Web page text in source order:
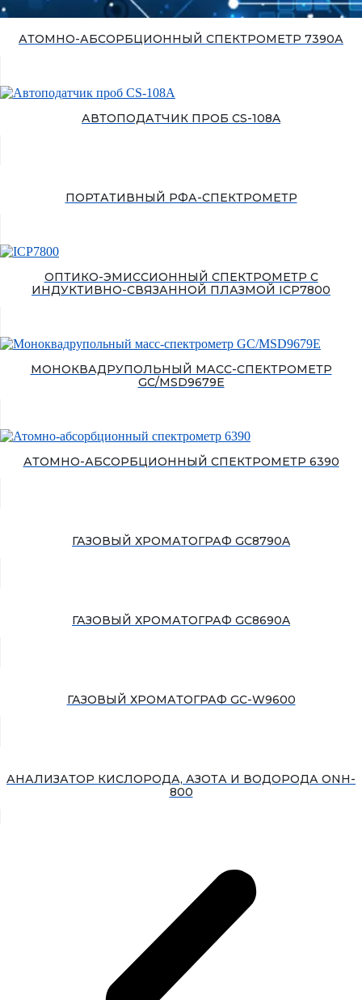
АТОМНО-АБСОРБЦИОННЫЙ СПЕКТРОМЕТР 7390А
АВТОПОДАТЧИК ПРОБ CS-108A
ПОРТАТИВНЫЙ РФА-СПЕКТРОМЕТР
ОПТИКО-ЭМИССИОННЫЙ СПЕКТРОМЕТР С
ИНДУКТИВНО-СВЯЗАННОЙ ПЛАЗМОЙ ICP7800
МОНОКВАДРУПОЛЬНЫЙ МАСС-СПЕКТРОМЕТР
GC/MSD9679E
АТОМНО-АБСОРБЦИОННЫЙ СПЕКТРОМЕТР 6390
ГАЗОВЫЙ ХРОМАТОГРАФ GC8790A
ГАЗОВЫЙ ХРОМАТОГРАФ GC8690A
ГАЗОВЫЙ ХРОМАТОГРАФ GC-W9600
АНАЛИЗАТОР КИСЛОРОДА, АЗОТА И ВОДОРОДА ONH-
800